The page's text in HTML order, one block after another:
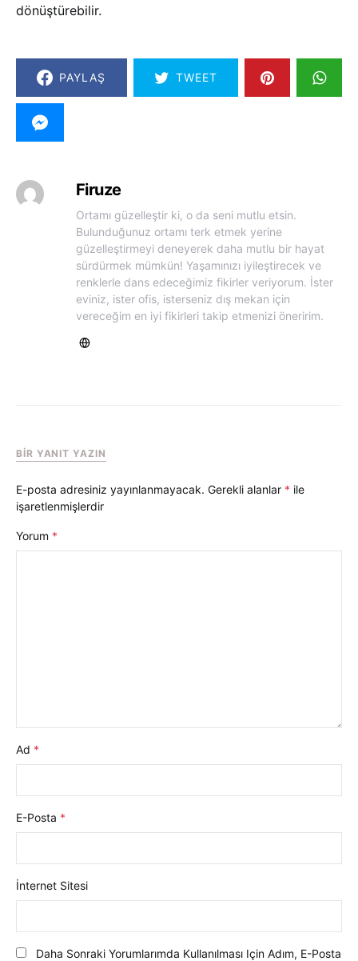
dönüştürebilir.
PAYLAŞ TWEET
Firuze
Ortamı güzelleştir ki, o da seni mutlu etsin.
Bulunduğunuz ortamı terk etmek yerine
güzelleştirmeyi deneyerek daha mutlu bir hayat
sürdürmek mümkün! Yaşamınızı iyileştirecek ve
renklerle dans edeceğimiz fikirler veriyorum. İster
eviniz, ister ofis, isterseniz dış mekan için
vereceğim en iyi fikirleri takip etmenizi öneririm.
BIR YANIT YAZIN
E-posta adresiniz yayınlanmayacak. Gerekli alanlar * ile
işaretlenmişlerdir
Yorum *
Ad *
E-Posta *
İnternet Sitesi
Daha Sonraki Yorumlarımda Kullanılması Için Adım, E-Posta